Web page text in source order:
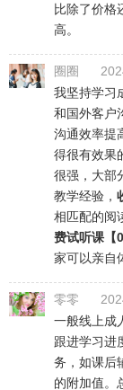
比除了价格
高。
圈圈
我坚持学习
和国外客户
沟通效率提
得很有效果
很强，大部
教学经验，
相匹配的阅
费试听课【
家可以亲自
零零
一般线上成
跟进学习进
务，如课后
的附加值。